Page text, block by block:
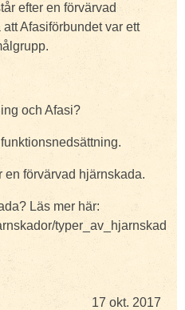
efter en förvärvad
Afasiförbundet var ett
och Afasi?
en förvärvad hjärnskada.
Läs mer här:
typer_av_hjarnskad
17 okt. 2017